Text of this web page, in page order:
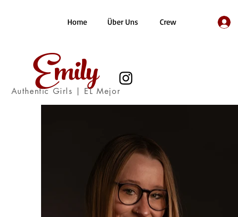
Home Über Uns Crew
Emily
Authentic Girls | EL Mejor